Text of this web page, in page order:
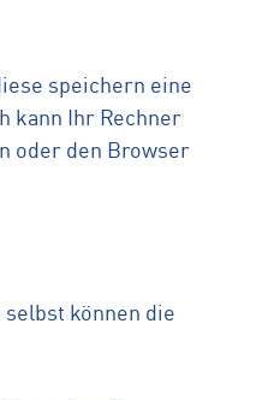
speichern eine
kann Ihr Rechner
oder den Browser
können die